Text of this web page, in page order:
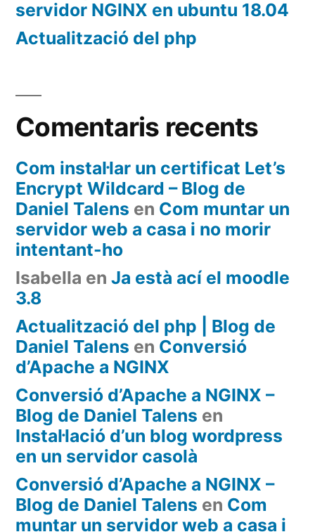
servidor NGINX en ubuntu 18.04
Actualització del php
Comentaris recents
Com instal·lar un certificat Let’s
Encrypt Wildcard – Blog de
Daniel Talens en Com muntar un
servidor web a casa i no morir
intentant-ho
Isabella en Ja està ací el moodle
3.8
Actualització del php | Blog de
Daniel Talens en Conversió
d’Apache a NGINX
Conversió d’Apache a NGINX –
Blog de Daniel Talens en
Instal·lació d’un blog wordpress
en un servidor casolà
Conversió d’Apache a NGINX –
Blog de Daniel Talens en Com
muntar un servidor web a casa i